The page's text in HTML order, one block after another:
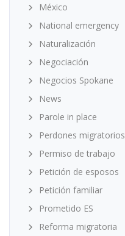
México
National emergency
Naturalización
Negociación
Negocios Spokane
News
Parole in place
Perdones migratorios
Permiso de trabajo
Petición de esposos
Petición familiar
Prometido ES
Reforma migratoria